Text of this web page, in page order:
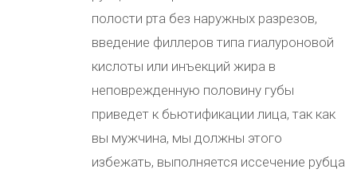
полости рта без наружных разрезов,
введение филлеров типа гиалуроновой
кислоты или инъекций жира в
неповрежденную половину губы
приведет к бьютификации лица, так как
вы мужчина, мы должны этого
избежать, выполняется иссечение рубца